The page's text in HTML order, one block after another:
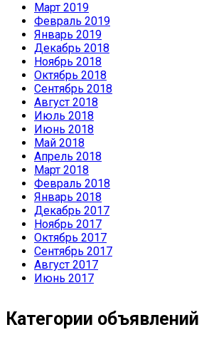
Март 2019
Февраль 2019
Январь 2019
Декабрь 2018
Ноябрь 2018
Октябрь 2018
Сентябрь 2018
Август 2018
Июль 2018
Июнь 2018
Май 2018
Апрель 2018
Март 2018
Февраль 2018
Январь 2018
Декабрь 2017
Ноябрь 2017
Октябрь 2017
Сентябрь 2017
Август 2017
Июнь 2017
Категории объявлений